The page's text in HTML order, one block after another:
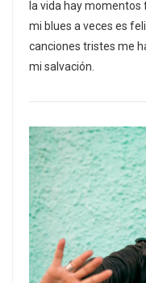
la vida hay
mi blues a veces es
canciones tristes me
mi salvación.